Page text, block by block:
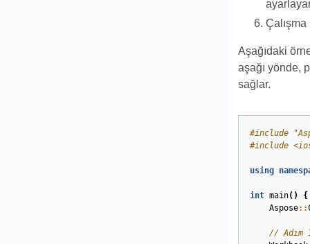
Çalışma
Aşağıdaki
aşağı yönde,
sağlar.
#include
#include
using
int main()
{
Aspose::
// Adım